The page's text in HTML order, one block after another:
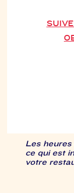
Les heures
ce qui est
votre